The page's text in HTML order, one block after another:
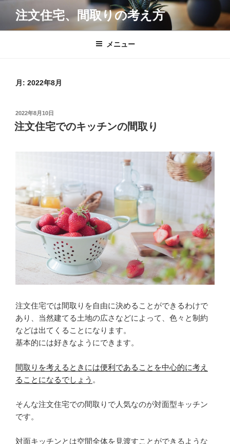
テ
注文住宅、間取りの考え方
メニュー
月: 2022年8月
投
稿
日:
2022年8月10日
注文住宅でのキッチンの間取り
注文住宅では間取りを自由に決めることができるわけで
あり、当然建てる土地の広さなどによって、色々と制約
などは出てくることになります。
基本的には好きなようにできます。
間取りを考えるときには便利であることを中心的に考え
ることになるでしょう 。
そんな注文住宅での間取りで人気なのが対面型キッチン
です。
対面キッチンとは空間全体を見渡すことができるような